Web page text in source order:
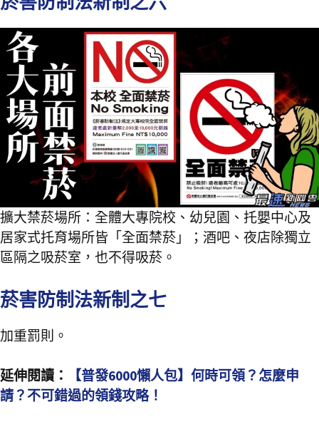
擴大禁菸場所：全體大專院校、幼兒園、托嬰中心及
居家式托育場所皆「全面禁菸」；酒吧、夜店除獨立
區隔之吸菸室，也不得吸菸。
菸害防制法新制之七
加重罰則。
延伸閱讀：
【普發6000懶人包】何時可領？怎麼申
請？不可錯過的領錢攻略！